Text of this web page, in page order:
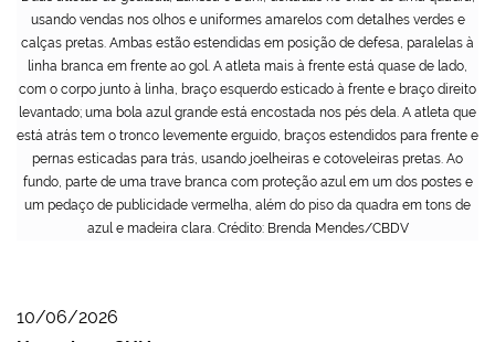
usando vendas nos olhos e uniformes amarelos com detalhes verdes e
calças pretas. Ambas estão estendidas em posição de defesa, paralelas à
linha branca em frente ao gol. A atleta mais à frente está quase de lado,
com o corpo junto à linha, braço esquerdo esticado à frente e braço direito
levantado; uma bola azul grande está encostada nos pés dela. A atleta que
está atrás tem o tronco levemente erguido, braços estendidos para frente e
pernas esticadas para trás, usando joelheiras e cotoveleiras pretas. Ao
fundo, parte de uma trave branca com proteção azul em um dos postes e
um pedaço de publicidade vermelha, além do piso da quadra em tons de
azul e madeira clara. Crédito: Brenda Mendes/CBDV
10/06/2026